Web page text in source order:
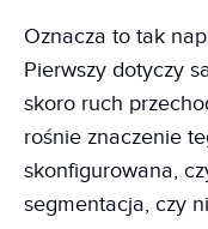
Oznacza to tak
Pierwszy dotyczy
skoro ruch
rośnie znaczenie
skonfigurowana,
segmentacja, czy